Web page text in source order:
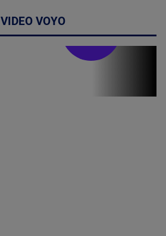
VIDEO VOYO